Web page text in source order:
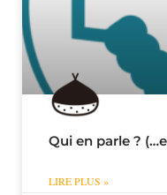
Qui en parle ?
LIRE PLUS »